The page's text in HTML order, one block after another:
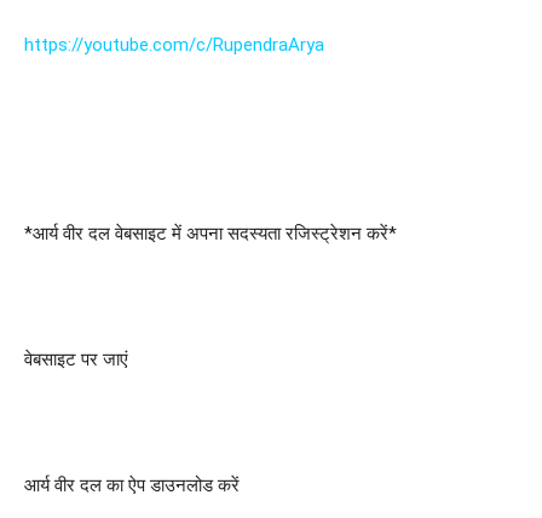
https://youtube.com/c/RupendraArya
*आर्य वीर दल वेबसाइट में अपना सदस्यता रजिस्ट्रेशन करें*
वेबसाइट पर जाएं
आर्य वीर दल का ऐप डाउनलोड करें